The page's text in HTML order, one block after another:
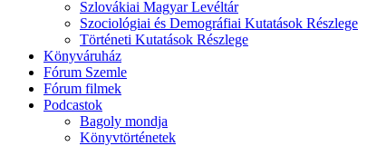
Szlovákiai Magyar Levéltár
Szociológiai és Demográfiai Kutatások Részlege
Történeti Kutatások Részlege
Könyváruház
Fórum Szemle
Fórum filmek
Podcastok
Bagoly mondja
Könyvtörténetek